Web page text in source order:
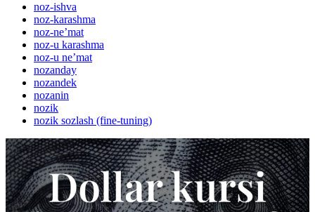
noz-ishva
noz-karashma
noz-neʼmat
noz-u karashma
noz-u neʼmat
nozanday
nozandek
nozanin
nozik
nozik sozlash (fine-tuning)